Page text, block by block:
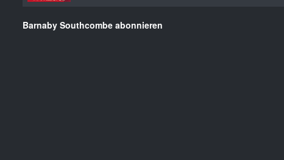
Barnaby Southcombe abonnieren